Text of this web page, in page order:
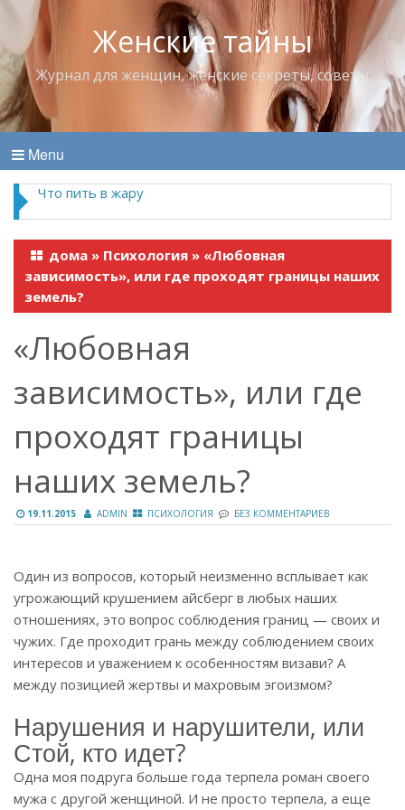
Женские тайны
Журнал для женщин, женские секреты, советы
Menu
Что пить в жару
дома » Психология » «Любовная
зависимость», или где проходят границы наших
земель?
«Любовная
зависимость», или где
проходят границы
наших земель?
19.11.2015 ADMIN ПСИХОЛОГИЯ БЕЗ КОММЕНТАРИЕВ
Один из вопросов, который неизменно всплывает как
угрожающий крушением айсберг в любых наших
отношениях, это вопрос соблюдения границ — своих и
чужих. Где проходит грань между соблюдением своих
интересов и уважением к особенностям визави? А
между позицией жертвы и махровым эгоизмом?
Нарушения и нарушители, или
Стой, кто идет?
Одна моя подруга больше года терпела роман своего
мужа с другой женщиной. И не просто терпела, а еще